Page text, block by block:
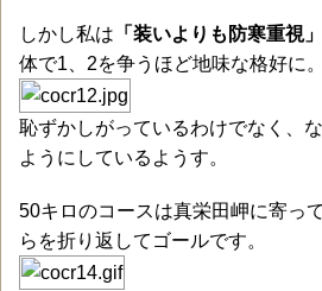
しかし私は 「装いよりも防寒重視」
体で1、2を争うほど地味な格好に。
恥ずかしがっているわけでなく、
ようにしているようす。
50キロのコースは真栄田岬に寄っ
らを折り返してゴールです。